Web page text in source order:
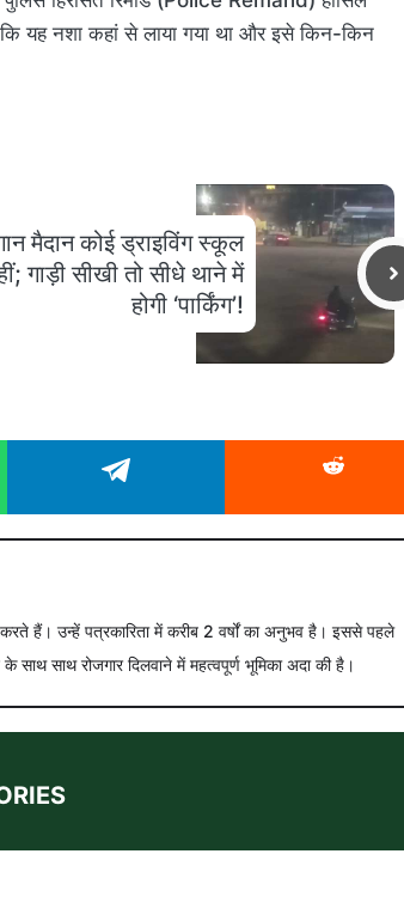
यह नशा कहां से लाया गया था और इसे किन-किन
मैदान कोई ड्राइविंग स्कूल
गाड़ी सीखी तो सीधे थाने में
होगी ‘पार्किंग’!
हैं। उन्हें पत्रकारिता में करीब 2 वर्षों का अनुभव है। इससे पहले
साथ रोजगार दिलवाने में महत्वपूर्ण भूमिका अदा की है।